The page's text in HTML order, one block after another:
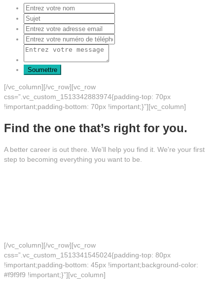
[/vc_column][/vc_row][vc_row
css=”.vc_custom_1513342883974{padding-top: 70px
!important;padding-bottom: 70px !important;}”][vc_column]
Find the one that’s right for you.
A better career is out there. We'll help you find it. We're your first
step to becoming everything you want to be.
[/vc_column][/vc_row][vc_row
css=”.vc_custom_1513341545024{padding-top: 80px
!important;padding-bottom: 45px !important;background-color:
#f9f9f9 !important;}”][vc_column]